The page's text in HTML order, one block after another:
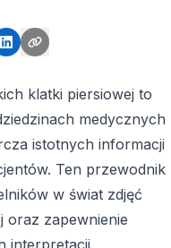
klatki piersiowej to
medycznych
istotnych informacji
Ten przewodnik
w świat zdjęć
oraz zapewnienie
interpretacji.